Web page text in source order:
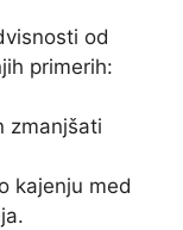
od
primerih:
zmanjšati
kajenju med